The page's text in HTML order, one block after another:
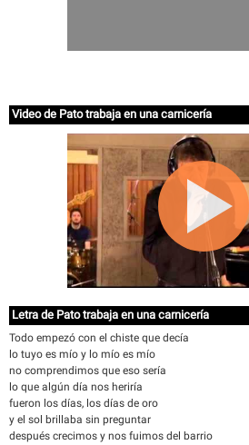
Video de Pato trabaja en una carnicería
Letra de Pato trabaja en una carnicería
Todo empezó con el chiste que decía
lo tuyo es mío y lo mío es mío
no comprendimos que eso sería
lo que algún día nos heriría
fueron los días, los días de oro
y el sol brillaba sin preguntar
después crecimos y nos fuimos del barrio